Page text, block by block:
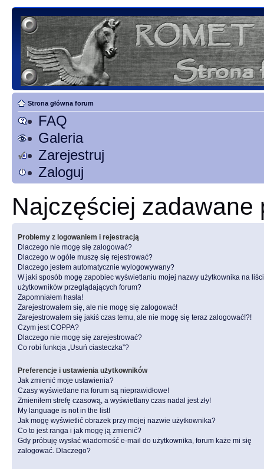
Strona główna forum
FAQ
Galeria
Zarejestruj
Zaloguj
Najczęściej zadawane
Problemy z logowaniem i rejestracją
Dlaczego nie mogę się zalogować?
Dlaczego w ogóle muszę się rejestrować?
Dlaczego jestem automatycznie wylogowywany?
W jaki sposób mogę zapobiec wyświetlaniu mojej nazwy użytkownika na
użytkowników przeglądających forum?
Zapomniałem hasła!
Zarejestrowałem się, ale nie mogę się zalogować!
Zarejestrowałem się jakiś czas temu, ale nie mogę się teraz zalogować!?!
Czym jest COPPA?
Dlaczego nie mogę się zarejestrować?
Co robi funkcja „Usuń ciasteczka”?
Preferencje i ustawienia użytkowników
Jak zmienić moje ustawienia?
Czasy wyświetlane na forum są nieprawidłowe!
Zmieniłem strefę czasową, a wyświetlany czas nadal jest zły!
My language is not in the list!
Jak mogę wyświetlić obrazek przy mojej nazwie użytkownika?
Co to jest ranga i jak mogę ją zmienić?
Gdy próbuję wysłać wiadomość e-mail do użytkownika, forum każe mi się
zalogować. Dlaczego?